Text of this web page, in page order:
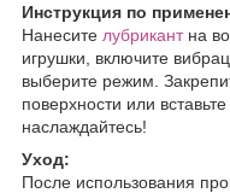
Инструкция по
Нанесите лубрикант на
игрушки, включите
выберите режим.
поверхности или
наслаждайтесь!
Уход:
После использования